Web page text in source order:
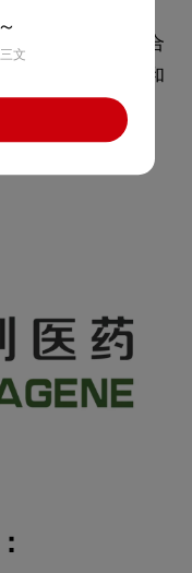
简洁而富有现代
健康和活力，符合
公司的品牌形象和
文